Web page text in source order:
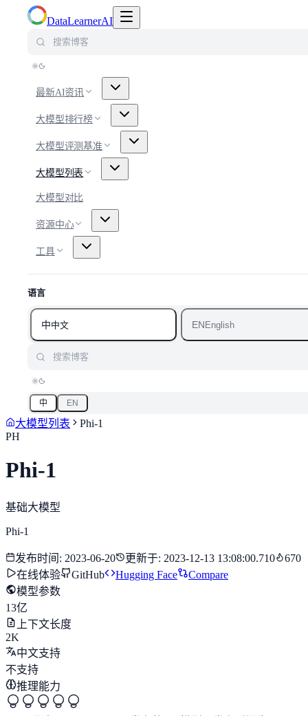
DataLearnerAI
最新AI资讯
大模型排行榜
大模型评测基准
大模型列表
大模型对比
资源中心
工具
语言
中中文 ENEnglish
中 EN
大模型列表
Phi-1
PH
Phi-1
基础大模型
Phi-1
发布时间 : 2023-06-20 更新于: 2023-12-13 13:08:00.710
670
在线体验
GitHub Hugging Face
Compare
模型参数
13亿
上下文长度
2K
中文支持
不支持
推理能力